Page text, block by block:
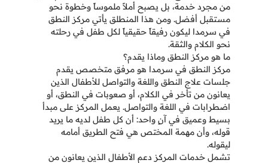
من مجرد خدمة، بل يصبح أملاً ملموساً وخطوة نحو
مستقبل أفضل. ومن هذا المنطلق يأتي مركز النطق
في سرمدا ليكون رفيقاً حقيقياً لكل طفل في رحلته
نحو الكلام والثقة.
ما هو مركز النطق وماذا يقدم؟
مركز النطق في سرمدا هو مرفق متخصص يقدم
جلسات علاج النطق واللغة والتواصل للأطفال الذين
يعانون من تأخر في الكلام، أو صعوبات في النطق، أو
اضطرابات في اللغة والتواصل. يعمل المركز على مبدأ
بسيط وعميق في آنٍ واحد: أن كل طفل لديه ما يريد
قوله، وأن مهمة المختص هي فتح الطريق أمامه
ليقوله.
تشمل خدمات المركز دعم الأطفال الذين يعانون من